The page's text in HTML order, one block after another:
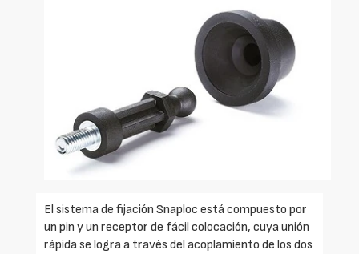
El sistema de fijación Snaploc está compuesto por
un pin y un receptor de fácil colocación, cuya unión
rápida se logra a través del acoplamiento de los dos